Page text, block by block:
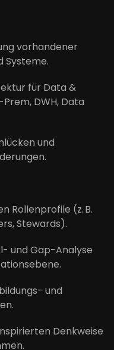
vorhandener
Systeme.
für Data &
DWH, Data
und
Rollenprofile (z. B.
Stewards).
und Gap-Analyse
und
Denkweise